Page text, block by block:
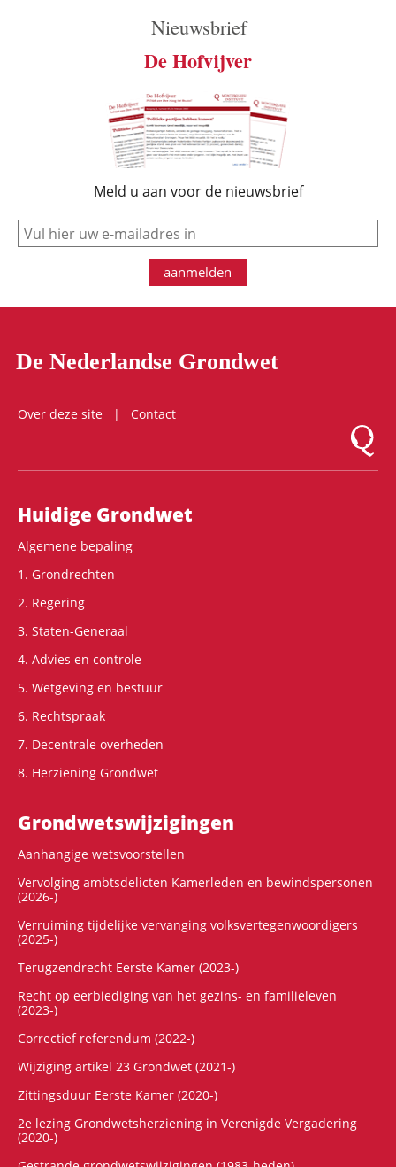
Nieuwsbrief
De Hofvijver
Meld u aan voor de nieuwsbrief
e-mail
aanmelden
De Nederlandse Grondwet
Over deze site
Contact
Logo
Hoofdnavigatie
Huidige Grondwet
Algemene bepaling
1. Grondrechten
2. Regering
3. Staten-Generaal
4. Advies en controle
5. Wetgeving en bestuur
6. Rechtspraak
7. Decentrale overheden
8. Herziening Grondwet
Grondwets­wijzigingen
Aanhangige wetsvoorstellen
Vervolging ambtsdelicten Kamerleden en bewindspersonen
(2026-)
Verruiming tijdelijke vervanging volksvertegenwoordigers
(2025-)
Terugzendrecht Eerste Kamer (2023-)
Recht op eerbiediging van het gezins- en familieleven
(2023-)
Correctief referendum (2022-)
Wijziging artikel 23 Grondwet (2021-)
Zittingsduur Eerste Kamer (2020-)
2e lezing Grondwetsherziening in Verenigde Vergadering
(2020-)